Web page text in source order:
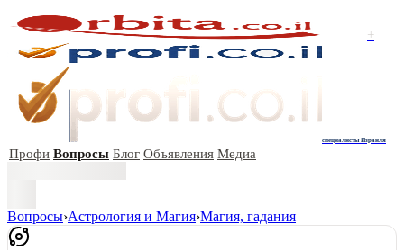
+
специалисты Израиля
Профи Вопросы Блог Объявления Медиа
Вопросы›Астрология и Магия›Магия, гадания